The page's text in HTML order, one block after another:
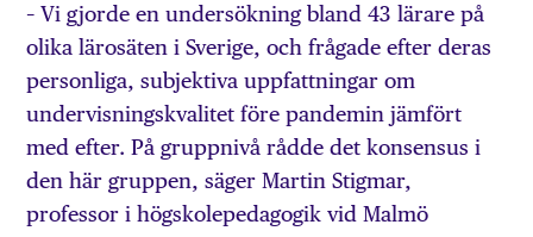
– Vi gjorde en undersökning bland 43 lärare på
olika lärosäten i Sverige, och frågade efter deras
personliga, subjektiva uppfattningar om
undervisningskvalitet före pandemin jämfört
med efter. På gruppnivå rådde det konsensus i
den här gruppen, säger Martin Stigmar,
professor i högskolepedagogik vid Malmö